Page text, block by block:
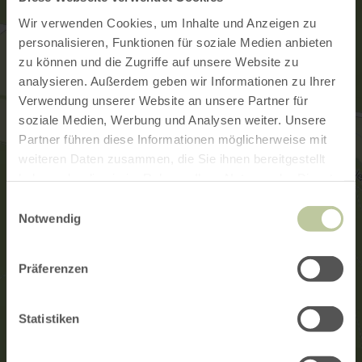
Wir verwenden Cookies, um Inhalte und Anzeigen zu
personalisieren, Funktionen für soziale Medien anbieten
zu können und die Zugriffe auf unsere Website zu
analysieren. Außerdem geben wir Informationen zu Ihrer
Verwendung unserer Website an unsere Partner für
soziale Medien, Werbung und Analysen weiter. Unsere
Partner führen diese Informationen möglicherweise mit
weiteren Daten zusammen, die Sie ihnen bereitgestellt
Notwendig
Präferenzen
Statistiken